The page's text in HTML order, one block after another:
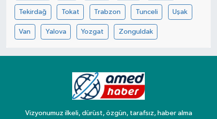
Tekirdağ Tokat Trabzon Tunceli Uşak
Van Yalova Yozgat Zonguldak
Vizyonumuz ilkeli, dürüst, özgün, tarafsız, haber alma